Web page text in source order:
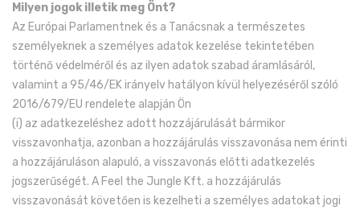
Milyen jogok illetik meg Önt?
Az Európai Parlamentnek és a Tanácsnak a természetes
személyeknek a személyes adatok kezelése tekintetében
történő védelméről és az ilyen adatok szabad áramlásáról,
valamint a 95/46/EK irányelv hatályon kívül helyezéséről szóló
2016/679/EU rendelete alapján Ön
(i) az adatkezeléshez adott hozzájárulását bármikor
visszavonhatja, azonban a hozzájárulás visszavonása nem érinti
a hozzájáruláson alapuló, a visszavonás előtti adatkezelés
jogszerűségét. A Feel the Jungle Kft. a hozzájárulás
visszavonását követően is kezelheti a személyes adatokat jogi